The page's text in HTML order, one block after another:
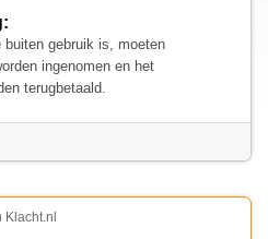
buiten gebruik is, moeten
ingenomen en het
terugbetaald.
Klacht.nl